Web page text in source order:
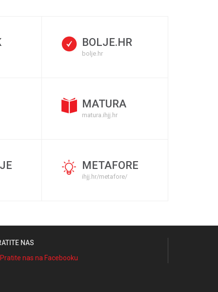
BOLJE.HR
bolje.hr
MATURA
matura.ihjj.hr
METAFORE
ihjj.hr/metafore/
NAS
Pratite nas na Facebooku